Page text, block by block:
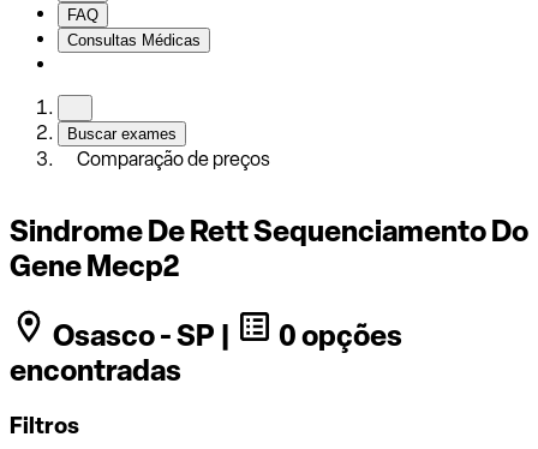
FAQ
Consultas Médicas
Buscar exames
Comparação de preços
Sindrome De Rett Sequenciamento Do
Gene Mecp2
Osasco - SP |
0 opções
encontradas
Filtros